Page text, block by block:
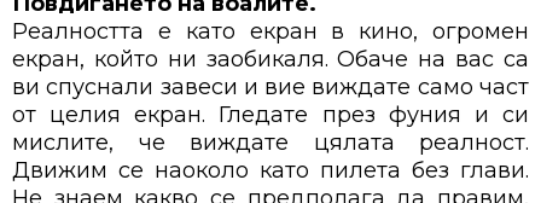
Реалността е като екран в кино, огромен
екран, който ни заобикаля. Обаче на вас са
ви спуснали завеси и вие виждате само част
от целия екран. Гледате през фуния и си
мислите, че виждате цялата реалност.
Движим се наоколо като пилета без глави.